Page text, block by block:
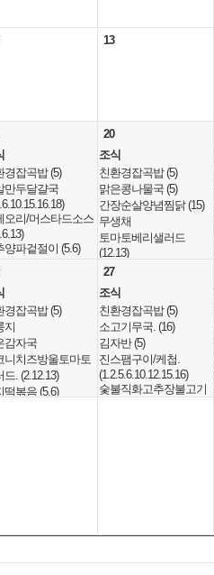
13
경잡곡밥 (5)
만두달걀국
오리/머스타드소스
양파겉절이 (5.6)
구이/양념장 (5)
치즈케익(완제).
경잡곡밥(작은밥)/
루 (5)
소바* (3.5.6.13)
추샐러드/케마소스
경잡곡밥 (5)
20
조식
친환경잡곡밥 (5)
맑은콩나물국 (5)
간장순살양념찜닭 (15)
무생채
토마토베리샐러드
(12.13)
치즈비엔나구이.
시리얼&우유 (2.5.6)
중식
친환경잡곡밥 (5)
꽃게탕 (8.17.18)
돈등뼈김치찜 (9.10)
오이고추장무침. (5.6)
버섯잡채.
경잡곡밥 (5)
지
감자국
니치즈방울토마토
드. (2.12.13)
떡볶음 (5.6)
이달걀찜 (1)
27
조식
친환경잡곡밥 (5)
소고기무국. (16)
김자반 (5)
진스팸구이/케첩.
(1.2.5.6.10.12.15.16)
숯불직화고추장불고기
닭정육감자조림. (5.6.15)
갈릭김떡만강정.